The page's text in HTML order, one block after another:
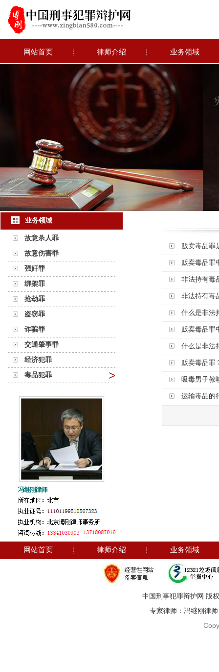
网站首页 ︴ 律师介绍 ︴ 业务领域
业务领域
故意杀人罪
故意伤害罪
强奸罪
绑架罪
抢劫罪
盗窃罪
诈骗罪
交通肇事罪
经济犯罪
毒品犯罪
>
贩卖毒品罪
贩卖毒品罪
非法持有毒
非法持有毒
什么是非法
贩卖毒品罪
什么是非法
贩卖毒品罪
吸毒男子教
运输毒品的
网站首页 ︴ 律师介绍 ︴ 业务领域
中国刑事犯罪辩护网 版
专家律师：冯继刚律